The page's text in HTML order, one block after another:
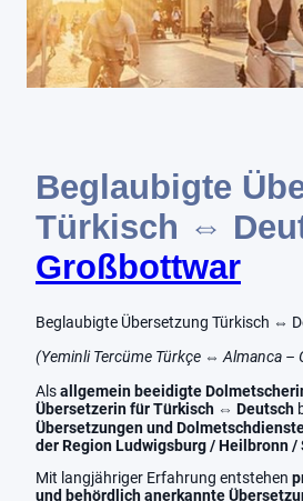
Beglaubigte
Türkisch ⇔
Großbottwar
Beglaubigte Übersetzung Türkisch ⇔
(Yeminli Tercüme Türkçe ⇔ Almanca –
Alsallgemein beeidigte
Übersetzerin für Türkisch ⇔ Deutsch
Übersetzungen und
der Region Ludwigsburg / Heilbronn
Mit langjähriger Erfahrung entstehen
und behördlich anerkannte